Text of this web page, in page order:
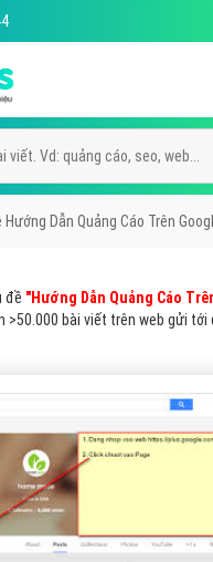
Hướng Dẫn Quảng Cáo Trên
đề "Hướng Dẫn Quảng Cáo
bài viết trên web gửi tới